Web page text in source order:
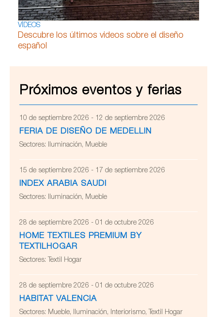
VÍDEOS
Descubre los últimos videos sobre el diseño
español
Próximos eventos y ferias
10 de septiembre 2026 - 12 de septiembre 2026
FERIA DE DISEÑO DE MEDELLIN
Sectores: Iluminación, Mueble
15 de septiembre 2026 - 17 de septiembre 2026
INDEX ARABIA SAUDI
Sectores: Iluminación, Mueble
28 de septiembre 2026 - 01 de octubre 2026
HOME TEXTILES PREMIUM BY
TEXTILHOGAR
Sectores: Textil Hogar
28 de septiembre 2026 - 01 de octubre 2026
HABITAT VALENCIA
Sectores: Mueble, Iluminación, Interiorismo, Textil Hogar